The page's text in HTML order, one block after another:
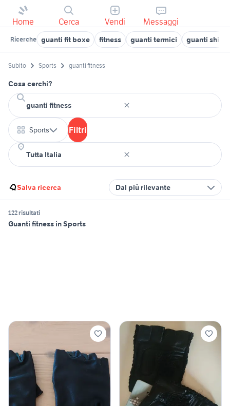
Home Cerca Vendi Messaggi
Ricerche guanti fit boxe fitness guanti termici guanti
Subito Sports guanti fitness
Cosa cerchi?
Sports Filtri
Salva ricerca Dal più rilevante
122 risultati
Guanti fitness in Sports